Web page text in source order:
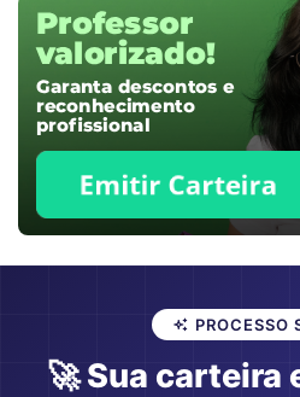
PROCESSO
🚀 Sua carteira